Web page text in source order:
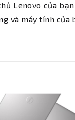
Lenovo của
và máy tính của